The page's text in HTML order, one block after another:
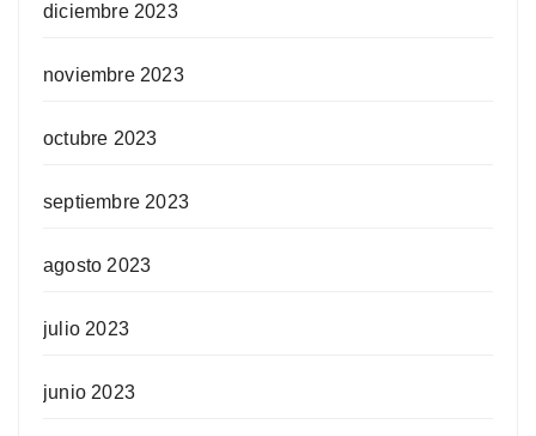
diciembre 2023
noviembre 2023
octubre 2023
septiembre 2023
agosto 2023
julio 2023
junio 2023